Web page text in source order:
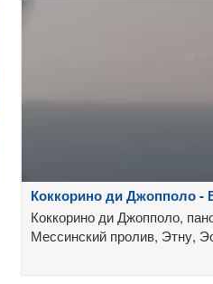
Коккорино ди Джопполо -
Коккорино ди Джопполо,
Мессинский пролив, Этну,
Мария.